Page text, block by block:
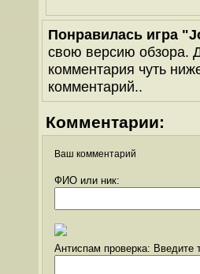
Понравилась игра
свою версию обзора.
комментария чуть
комментарий..
Комментарии:
Ваш комментарий
ФИО или ник:
Антиспам проверка: Введите